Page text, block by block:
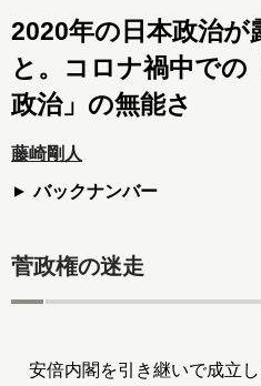
2020年の日本政治が
と。コロナ禍中での
政治」の無能さ
藤崎剛人
バックナンバー
菅政権の迷走
安倍内閣を引き継いで成立し